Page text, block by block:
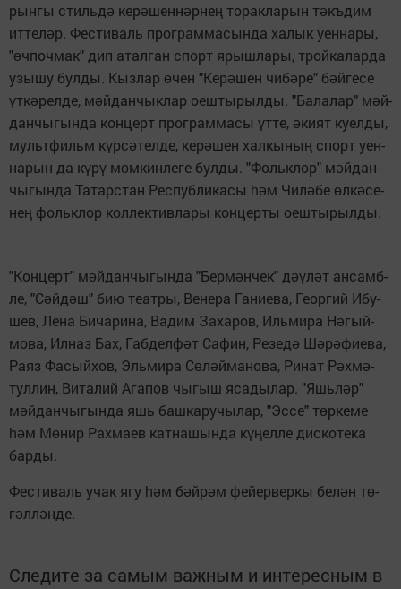
рын­гы стиль­дә ке­рә­шен­нәр­нең то­рак­ла­рын тәкъ­дим
ит­те­ләр. Фес­ти­валь прог­рам­ма­сын­да ха­лык уен­на­ры,
"өч­поч­мак" дип атал­ган спорт ярыш­ла­ры, трой­ка­лар­да
узы­шу бул­ды. Кыз­лар өчен "Ке­рә­шен чи­бә­ре" бәй­ге­се
үт­кә­рел­де, мәй­дан­чык­лар оеш­ты­рыл­ды. "Ба­ла­лар" мәй­
дан­чы­гын­да кон­церт прог­рам­ма­сы үт­те, әки­ят ку­ел­ды,
мульт­фильм күр­сә­тел­де, ке­рә­шен хал­кы­ның спорт уен­
на­рын да кү­рү мөм­кин­ле­ге бул­ды. "Фольк­лор" мәй­дан­
чы­гын­да Та­тарс­тан Рес­пуб­ли­ка­сы һәм Чи­лә­бе өл­кә­се­
нең фольк­лор кол­лек­тив­ла­ры кон­цер­ты оеш­ты­рыл­ды.
"Кон­церт" мәй­дан­чы­гын­да "Бер­мән­чек" дәү­ләт ан­самб­
ле, "Сәй­дәш" бию те­ат­ры, Ве­не­ра Га­ни­е­ва, Ге­ор­гий Ибу­
шев, Ле­на Би­ча­ри­на, Ва­дим За­ха­ров, Иль­ми­ра Нә­гый­
мо­ва, Ил­наз Бах, Габ­дел­фәт Са­фин, Ре­зе­дә Шә­рә­фи­е­ва,
Ра­яз Фа­сый­хов, Эль­ми­ра Сө­ләй­ма­но­ва, Ри­нат Рәх­мә­
тул­лин, Ви­та­лий Ага­пов чы­гыш яса­ды­лар. "Яшь­ләр"
мәй­дан­чы­гын­да яшь баш­ка­ру­чы­лар, "Эс­се" төр­ке­ме
һәм Мө­нир Рах­ма­ев кат­на­шын­да күңел­ле дис­ко­те­ка
бар­ды.
Фес­ти­валь учак ягу һәм бәй­рәм фе­йер­вер­кы бе­лән тө­
гәл­лән­де.
Следите за самым важным и интересным в